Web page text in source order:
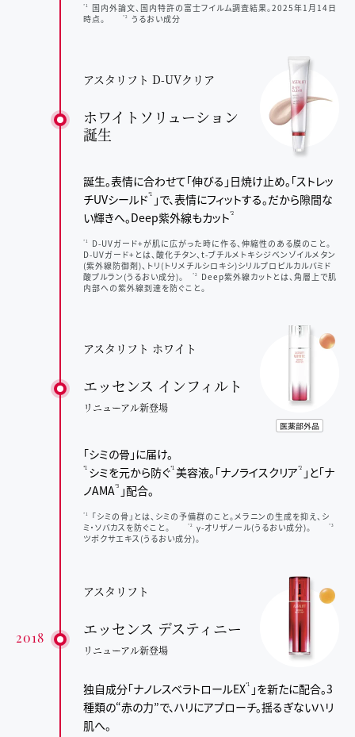
*1
国内外論文、国内特許の富士フイルム調査結果。2025年1月14日
時点。
*2 うるおい成分
アスタリフト D-UVクリア
ホワイトソリューション
誕生
誕生。表情に合わせて「伸びる」日焼け止め。 「ストレッ
チUVシールド*1 」で、表情にフィットする。だから隙間な
い輝きへ。Deep紫外線もカット*2
*1
D-UVガード+が肌に広がった時に作る、伸縮性のある膜のこと。
D-UVガード+とは、酸化チタン、t-ブチルメトキシジベンゾイルメタン
(紫外線防御剤)、トリ(トリメチルシロキシ)シリルプロピルカルバミド
酸プルラン(うるおい成分)。
*2
Deep紫外線カットとは、角層上で肌
内部への紫外線到達を防ぐこと。
アスタリフト ホワイト
エッセンス インフィルト
リニューアル新登場
「シミの骨」に届け。
*1 シミを元から防ぐ*1 美容液。 「ナノライスクリア*2
」と「ナ
ノAMA*3 」配合。
*1
「シミの骨」とは、シミの予備群のこと。メラニンの生成を抑え、シ
ミ・ソバカスを防ぐこと。
*2 γ-オリザノール(うるおい成分)。 *3
ツボクサエキス(うるおい成分)。
2018
アスタリフト
エッセンス デスティニー
リニューアル新登場
独自成分「ナノレスベラトロールEX*1 」を新たに配合。3
種類の“赤の力”で、ハリにアプローチ。揺るぎないハリ
肌へ。